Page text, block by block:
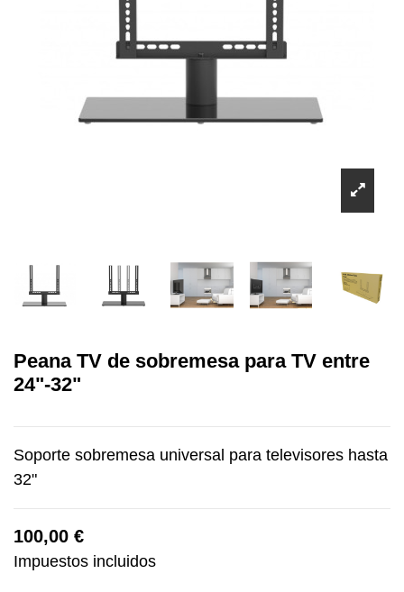
Peana TV de sobremesa para TV entre
24"-32"
Soporte sobremesa universal para televisores hasta
32"
100,00 €
Impuestos incluidos